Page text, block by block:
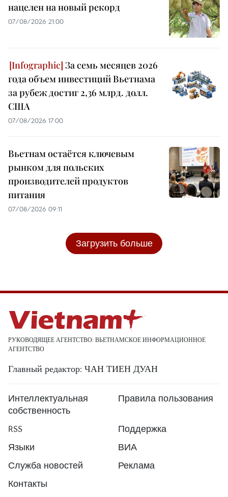
нацелен на новый рекорд
07/08/2026 21:00
За семь месяцев 2026
года объем инвестиций Вьетнама
за рубеж достиг 2,36 млрд. долл.
США
07/08/2026 17:00
Вьетнам остаётся ключевым
рынком для польских
производителей продуктов
питания
07/08/2026 09:11
Загрузить больше
РУКОВОДЯЩЕЕ АГЕНТСТВО: ВЬЕТНАМСКОЕ ИНФОРМАЦИОННОЕ
АГЕНТСТВО
Главный редактор: ЧАН ТИЕН ДУАН
Интеллектуальная
собственность
Правила пользования
RSS
Поддержка
Языки
ВИА
Служба новостей
Реклама
Контакты